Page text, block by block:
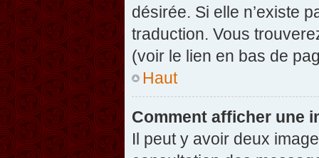
désirée. Si elle n’existe
traduction. Vous
(voir le lien en bas de
Haut
Comment afficher une
Il peut y avoir deux